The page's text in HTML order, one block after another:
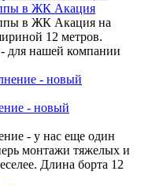
в ЖК Акация
в ЖК Акация на
12 метров.
для нашей компании
- новый
- у нас еще один
монтажи тяжелых и
Длина борта 12